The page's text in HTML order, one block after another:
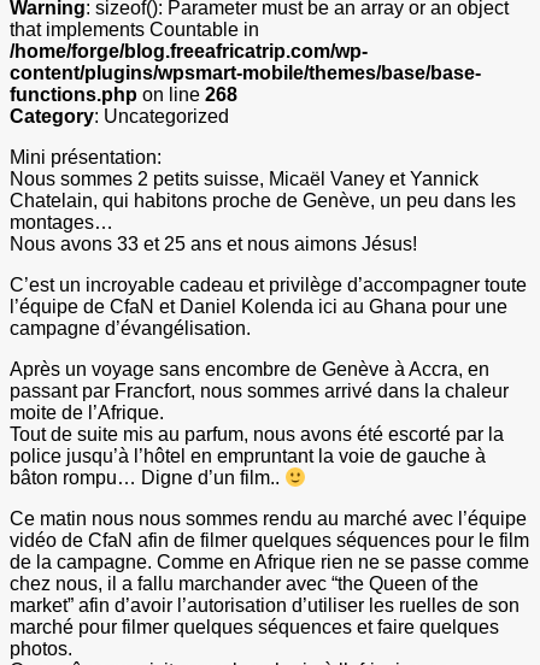
Warning: sizeof(): Parameter must be an array or an object
that implements Countable in
/home/forge/blog.freeafricatrip.com/wp-
content/plugins/wpsmart-mobile/themes/base/base-
functions.php on line 268
Category: Uncategorized
Mini présentation:
Nous sommes 2 petits suisse, Micaël Vaney et Yannick
Chatelain, qui habitons proche de Genève, un peu dans les
montages…
Nous avons 33 et 25 ans et nous aimons Jésus!
C’est un incroyable cadeau et privilège d’accompagner toute
l’équipe de CfaN et Daniel Kolenda ici au Ghana pour une
campagne d’évangélisation.
Après un voyage sans encombre de Genève à Accra, en
passant par Francfort, nous sommes arrivé dans la chaleur
moite de l’Afrique.
Tout de suite mis au parfum, nous avons été escorté par la
police jusqu’à l’hôtel en empruntant la voie de gauche à
bâton rompu… Digne d’un film..
Ce matin nous nous sommes rendu au marché avec l’équipe
vidéo de CfaN afin de filmer quelques séquences pour le film
de la campagne. Comme en Afrique rien ne se passe comme
chez nous, il a fallu marchander avec “the Queen of the
market” afin d’avoir l’autorisation d’utiliser les ruelles de son
marché pour filmer quelques séquences et faire quelques
photos.